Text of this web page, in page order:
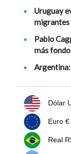
Uruguay
migrantes
Pablo
más
Dólar
Euro €
Real